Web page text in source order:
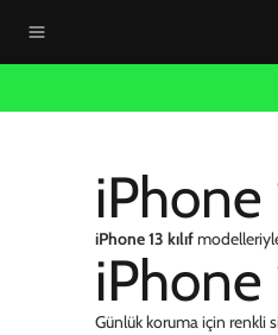
iPhone
iPhone 13 kılıf
iPhone
Günlük koruma için renkli